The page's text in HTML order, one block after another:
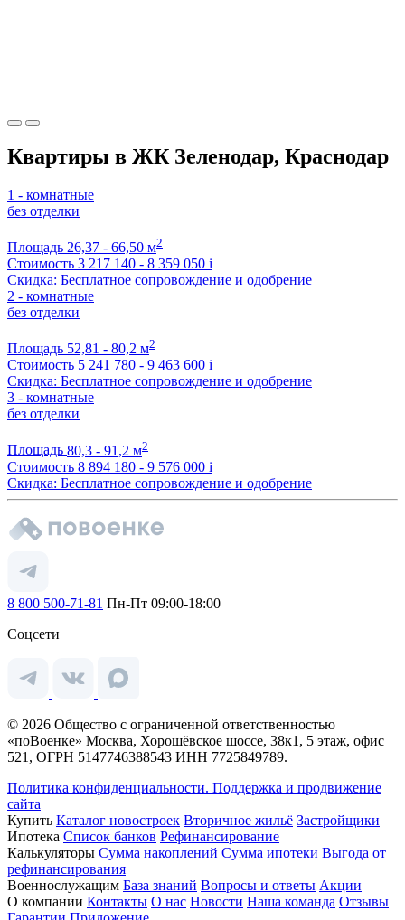
Квартиры в ЖК Зеленодар, Краснодар
1 - комнатные
без отделки
Площадь 26,37 - 66,50 м2
Стоимость 3 217 140 - 8 359 050 i
Скидка: Бесплатное сопровождение и одобрение
2 - комнатные
без отделки
Площадь 52,81 - 80,2 м2
Стоимость 5 241 780 - 9 463 600 i
Скидка: Бесплатное сопровождение и одобрение
3 - комнатные
без отделки
Площадь 80,3 - 91,2 м2
Стоимость 8 894 180 - 9 576 000 i
Скидка: Бесплатное сопровождение и одобрение
8 800 500-71-81 Пн-Пт 09:00-18:00
Соцсети
© 2026 Общество с ограниченной ответственностью
«поВоенке» Москва, Хорошёвское шоссе, 38к1, 5 этаж, офис
521, ОГРН 5147746388543 ИНН 7725849789.
Политика конфиденциальности. Поддержка и продвижение
сайта
Купить Каталог новостроек Вторичное жильё Застройщики
Ипотека Список банков Рефинансирование
Калькуляторы Сумма накоплений Сумма ипотеки Выгода от
рефинансирования
Военнослужащим База знаний Вопросы и ответы Акции
О компании Контакты О нас Новости Наша команда Отзывы